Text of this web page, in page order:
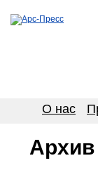
О нас
Архив